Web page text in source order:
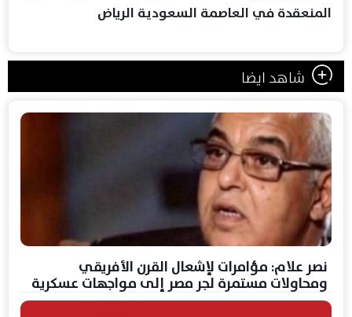
المنعقدة في العاصمة السعودية الرياض
شاهد ايضا
نصر علام: مؤامرات لإشعال القرن الأفريقي
ومحاولات مستمرة لجر مصر إلى مواجهات عسكرية